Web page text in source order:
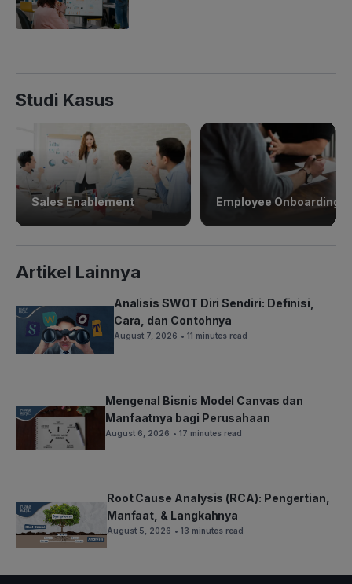
Studi Kasus
Sales Enablement Employee Onboarding
Artikel Lainnya
Analisis SWOT Diri Sendiri: Definisi,
Cara, dan Contohnya
August 7, 2026 • 11 minutes read
Mengenal Bisnis Model Canvas dan
Manfaatnya bagi Perusahaan
August 6, 2026 • 17 minutes read
Root Cause Analysis (RCA): Pengertian,
Manfaat, & Langkahnya
August 5, 2026 • 13 minutes read